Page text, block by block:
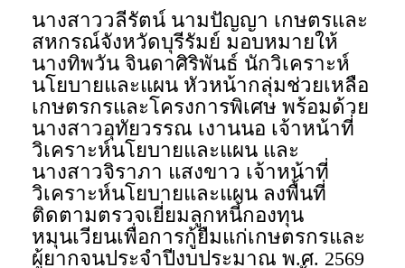
นางสาววลีรัตน์ นามปัญญา เกษตรและ
สหกรณ์จังหวัดบุรีรัมย์ มอบหมายให้
นางทิพวัน จินดาศิริพันธ์ นักวิเคราะห์
นโยบายและแผน หัวหน้ากลุ่มช่วยเหลือ
เกษตรกรและโครงการพิเศษ พร้อมด้วย
นางสาวอุทัยวรรณ เงานนอ เจ้าหน้าที่
วิเคราะห์นโยบายและแผน และ
นางสาวจิราภา แสงขาว เจ้าหน้าที่
วิเคราะห์นโยบายและแผน ลงพื้นที่
ติดตามตรวจเยี่ยมลูกหนี้กองทุน
หมุนเวียนเพื่อการกู้ยืมแก่เกษตรกรและ
ผู้ยากจนประจำปีงบประมาณ พ.ศ. 2569